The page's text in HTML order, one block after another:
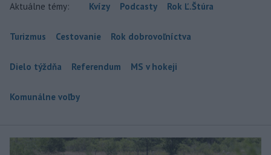
Aktuálne témy: Kvízy Podcasty Rok Ľ.Štúra
Turizmus Cestovanie Rok dobrovoľníctva
Dielo týždňa Referendum MS v hokeji
Komunálne voľby